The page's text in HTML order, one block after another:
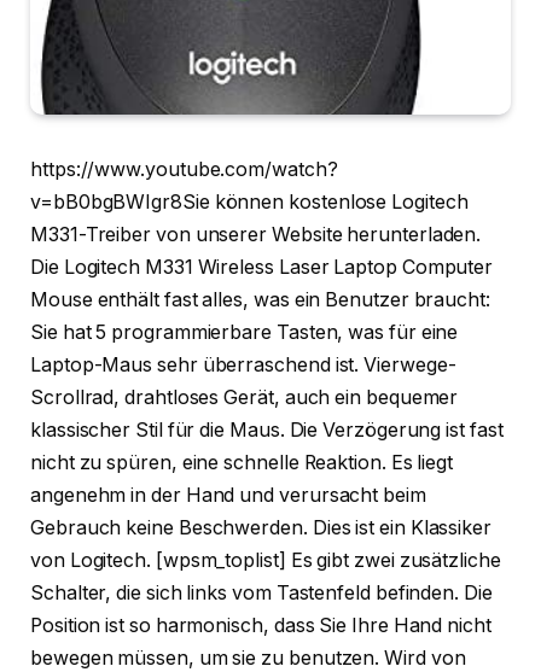
https://www.youtube.com/watch?
v=bB0bgBWIgr8Sie können kostenlose Logitech
M331-Treiber von unserer Website herunterladen.
Die Logitech M331 Wireless Laser Laptop Computer
Mouse enthält fast alles, was ein Benutzer braucht:
Sie hat 5 programmierbare Tasten, was für eine
Laptop-Maus sehr überraschend ist. Vierwege-
Scrollrad, drahtloses Gerät, auch ein bequemer
klassischer Stil für die Maus. Die Verzögerung ist fast
nicht zu spüren, eine schnelle Reaktion. Es liegt
angenehm in der Hand und verursacht beim
Gebrauch keine Beschwerden. Dies ist ein Klassiker
von Logitech. [wpsm_toplist] Es gibt zwei zusätzliche
Schalter, die sich links vom Tastenfeld befinden. Die
Position ist so harmonisch, dass Sie Ihre Hand nicht
bewegen müssen, um sie zu benutzen. Wird von